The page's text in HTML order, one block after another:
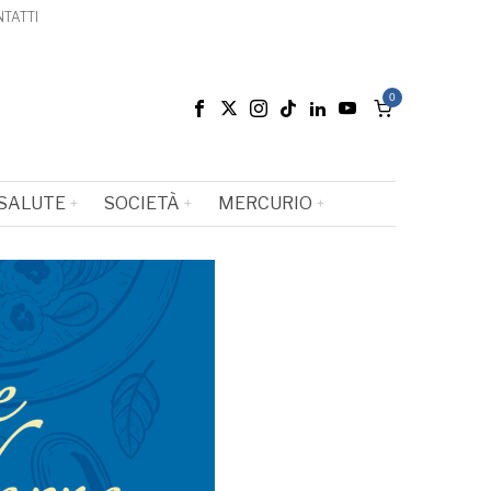
0
SOCIETÀ MERCURIO